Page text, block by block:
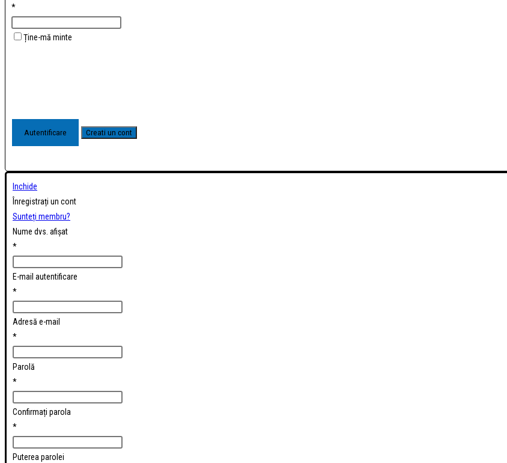
*
Ține-mă minte
Inchide
Înregistrați un cont
Sunteți membru?
Nume dvs. afișat
*
E-mail autentificare
*
Adresă e-mail
*
Parolă
*
Confirmați parola
*
Puterea parolei